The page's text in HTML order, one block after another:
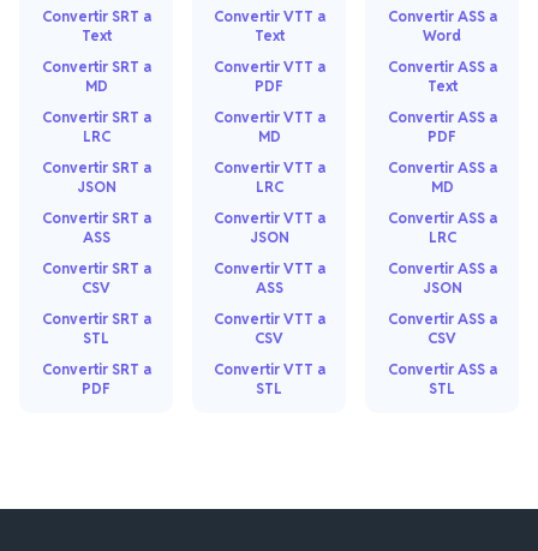
Convertir SRT a
Text
Convertir SRT a
MD
Convertir SRT a
LRC
Convertir SRT a
JSON
Convertir SRT a
ASS
Convertir SRT a
CSV
Convertir SRT a
STL
Convertir SRT a
PDF
Convertir VTT a
Text
Convertir VTT a
PDF
Convertir VTT a
MD
Convertir VTT a
LRC
Convertir VTT a
JSON
Convertir VTT a
ASS
Convertir VTT a
CSV
Convertir VTT a
STL
Convertir ASS a
Word
Convertir ASS a
Text
Convertir ASS a
PDF
Convertir ASS a
MD
Convertir ASS a
LRC
Convertir ASS a
JSON
Convertir ASS a
CSV
Convertir ASS a
STL